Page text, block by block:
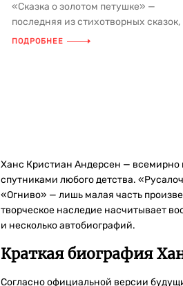
«Сказка о золотом петушке» —
последняя из стихотворных сказок,
написанных Александром
ПОДРОБНЕЕ
Ханс Кристиан Андерсен — всемирно
спутниками любого детства.
«Огниво» — лишь малая часть
творческое наследие насчитывает
и несколько автобиографий.
Краткая биография
Согласно официальной версии